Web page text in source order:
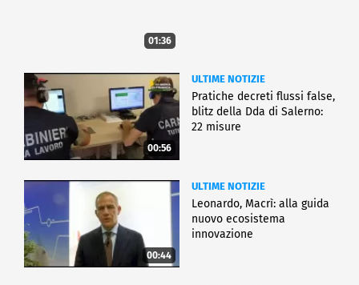
01:36
00:56
ULTIME NOTIZIE
Pratiche decreti flussi false,
blitz della Dda di Salerno:
22 misure
00:44
ULTIME NOTIZIE
Leonardo, Macrì: alla guida
nuovo ecosistema
innovazione